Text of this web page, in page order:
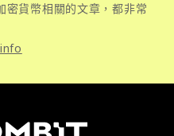
密貨幣相關的文章，都非常